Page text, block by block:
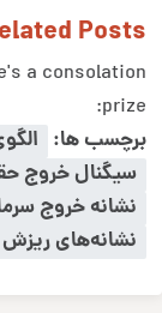
Related
a
ها: الگوی
سیگنال خروج
نشانه خروج
نشانه‌های ریزش